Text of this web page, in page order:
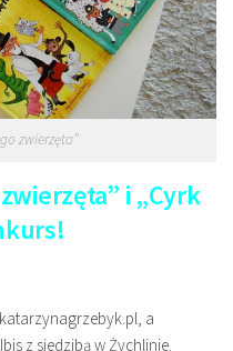
zwierzęta”
i „Cyrk
a
z siedzibą w Żychlinie.